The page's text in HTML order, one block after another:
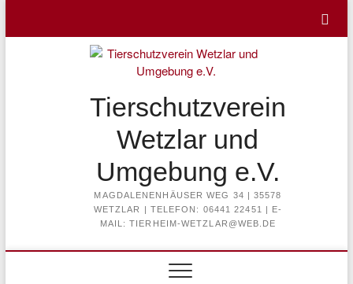
content
Tierschutzverein
Wetzlar und
Umgebung e.V.
MAGDALENENHÄUSER WEG 34 | 35578
WETZLAR | TELEFON: 06441 22451 | E-
MAIL: TIERHEIM-WETZLAR@WEB.DE